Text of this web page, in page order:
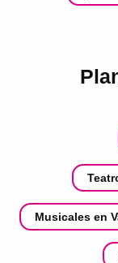
Musicales en